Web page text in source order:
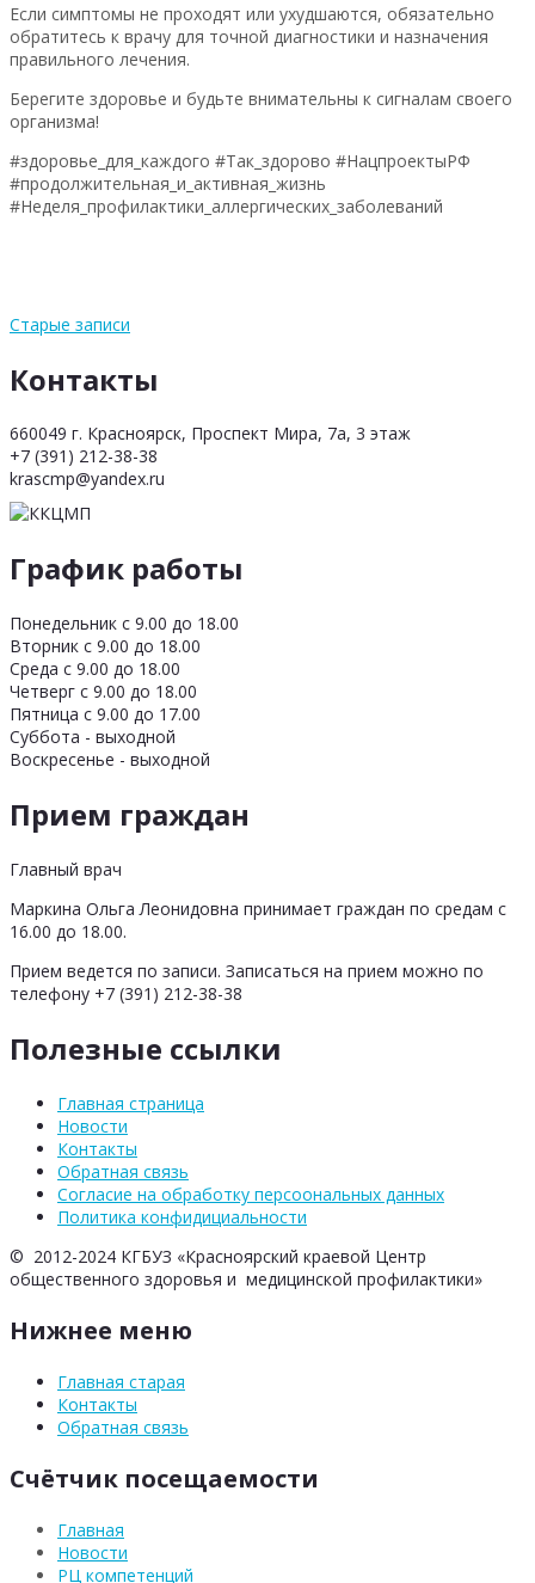
Если симптомы не проходят или ухудшаются, обязательно
обратитесь к врачу для точной диагностики и назначения
правильного лечения.
Берегите здоровье и будьте внимательны к сигналам своего
организма!
#здоровье_для_каждого #Так_здорово #НацпроектыРФ
#продолжительная_и_активная_жизнь
#Неделя_профилактики_аллергических_заболеваний
Старые записи
Контакты
660049 г. Красноярск, Проспект Мира, 7а, 3 этаж
+7 (391) 212-38-38
krascmp@yandex.ru
График работы
Понедельник с 9.00 до 18.00
Вторник с 9.00 до 18.00
Среда с 9.00 до 18.00
Четверг с 9.00 до 18.00
Пятница с 9.00 до 17.00
Суббота - выходной
Воскресенье - выходной
Прием граждан
Главный врач
Маркина Ольга Леонидовна принимает граждан по средам с
16.00 до 18.00.
Прием ведется по записи. Записаться на прием можно по
телефону +7 (391) 212-38-38
Полезные ссылки
Главная страница
Новости
Контакты
Обратная связь
Согласие на обработку персоональных данных
Политика конфидициальности
© 2012-2024 КГБУЗ «Красноярский краевой Центр
общественного здоровья и медицинской профилактики»
Нижнее меню
Главная старая
Контакты
Обратная связь
Счётчик посещаемости
Главная
Новости
РЦ компетенций